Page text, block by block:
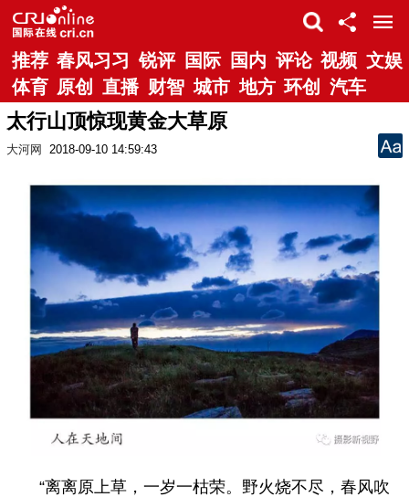
推荐 春风习习 锐评 国际 国内 评论 视频 文娱
体育 原创 直播 财智 城市 地方 环创 汽车
太行山顶惊现黄金大草原
大河网 2018-09-10 14:59:43
“离离原上草，一岁一枯荣。野火烧不尽，春风吹